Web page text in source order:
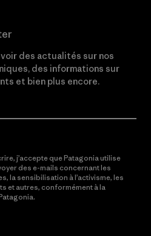
des actualités sur nos
des informations sur
et bien plus encore.
j’accepte que Patagonia utilise
des e-mails concernant les
la sensibilisation à l’activisme, les
et autres, conformément à la